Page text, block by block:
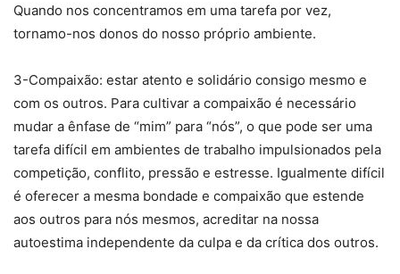
Quando nos concentramos em uma tarefa por vez,
tornamo-nos donos do nosso próprio ambiente.
3-Compaixão: estar atento e solidário consigo mesmo e
com os outros. Para cultivar a compaixão é necessário
mudar a ênfase de “mim” para “nós”, o que pode ser uma
tarefa difícil em ambientes de trabalho impulsionados pela
competição, conflito, pressão e estresse. Igualmente difícil
é oferecer a mesma bondade e compaixão que estende
aos outros para nós mesmos, acreditar na nossa
autoestima independente da culpa e da crítica dos outros.